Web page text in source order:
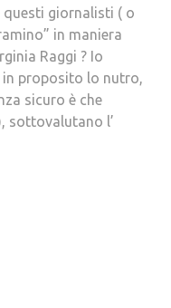
questi giornalisti ( o
in maniera
Raggi ? Io
proposito lo nutro,
sicuro è che
sottovalutano l’